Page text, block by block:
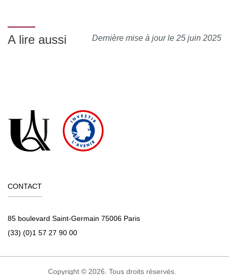
Dernière mise à jour le 25 juin 2025
A lire aussi
CONTACT
85 boulevard Saint-Germain 75006 Paris
(33) (0)1 57 27 90 00
Copyright © 2026. Tous droits réservés.